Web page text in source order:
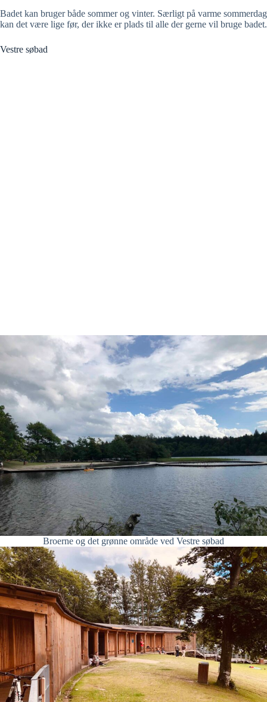
Badet kan bruger både sommer og vinter. Særligt på varme sommerdag
kan det være lige før, der ikke er plads til alle der gerne vil bruge badet.
Vestre søbad
Broerne og det grønne område ved Vestre søbad